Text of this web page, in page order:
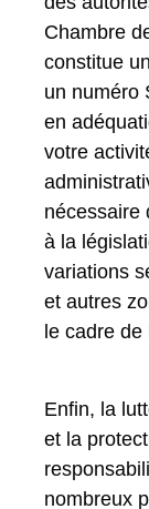
Chambre
constitue
un numéro
en
votre
nécessaire
à la
variations
et autres
le cadre de
Enfin, la
et la
nombreux